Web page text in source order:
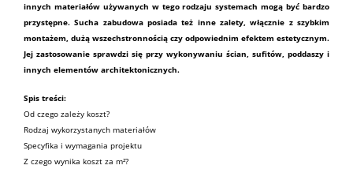
innych materiałówużywanych w tego rodzaju systemach mogą być bardzo
przystępne.Sucha zabudowaposiada też inne zalety, włącznie z szybkim
montażem, dużą wszechstronnością czy odpowiednim efektem estetycznym.
Jej zastosowanie sprawdzi się przy wykonywaniu ścian, sufitów, poddaszy i
innych elementów architektonicznych.
Spis treści:
Od czego zależy koszt?
Rodzaj wykorzystanych materiałów
Specyfika i wymagania projektu
Z czego wynika koszt za m²?